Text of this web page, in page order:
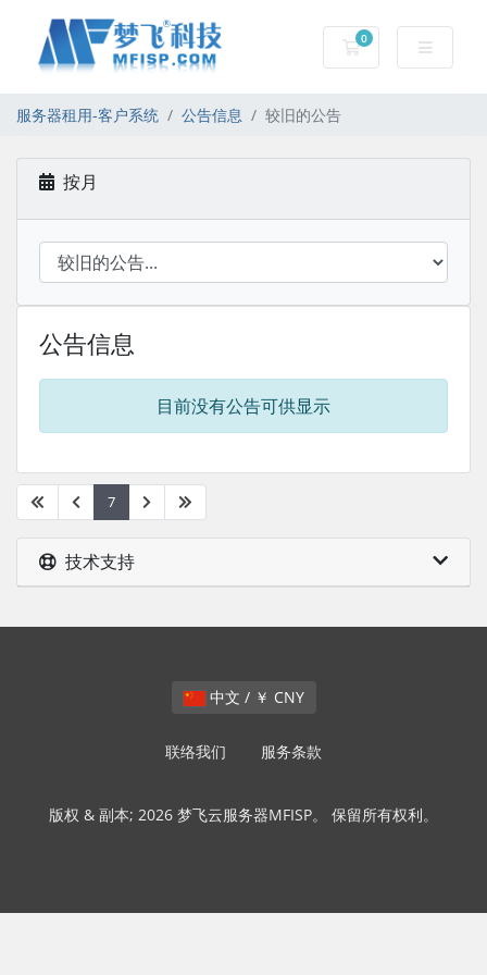
0
服务器租用-购物车
服务器租用-客户系统 公告信息 较旧的公告
按月
公告信息
目前没有公告可供显示
7
技术支持
中文 / ￥ CNY
联络我们 服务条款
版权 & 副本; 2026 梦飞云服务器MFISP。 保留所有权利。